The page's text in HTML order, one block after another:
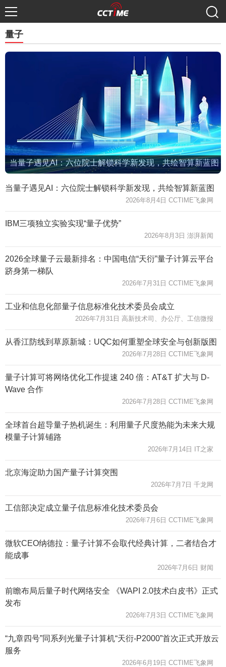
量子
当量子遇见AI：六位院士解锁科学新发现，共绘智算新蓝图
当量子遇见AI：六位院士解锁科学新发现，共绘智算新蓝图
2026年8月4日 CCTIME飞象网
IBM三项独立实验实现“量子优势”
2026年8月3日 澎湃新闻
2026全球量子云最新排名：中国电信“天衍”量子计算云平台
跻身第一梯队
2026年7月31日 CCTIME飞象网
工业和信息化部量子信息标准化技术委员会成立
2026年7月31日 高新技术司、办公厅、工信微报
从香江防线到草原新城：UQC如何重塑全球安全与创新版图
2026年7月28日 CCTIME飞象网
量子计算可将网络优化工作提速 240 倍：AT&T 扩大与 D-
Wave 合作
2026年7月28日 CCTIME飞象网
全球首台超导量子热机诞生：利用量子尺度热能为未来大规
模量子计算铺路
2026年7月14日 IT之家
北京海淀助力国产量子计算突围
2026年7月7日 千龙网
工信部决定成立量子信息标准化技术委员会
2026年7月6日 CCTIME飞象网
微软CEO纳德拉：量子计算不会取代经典计算，二者结合才
能成事
2026年7月6日 财闻
前瞻布局后量子时代网络安全 《WAPI 2.0技术白皮书》正式
发布
2026年7月3日 CCTIME飞象网
“九章四号”同系列光量子计算机“天衍-P2000”首次正式开放云
服务
2026年6月19日 CCTIME飞象网